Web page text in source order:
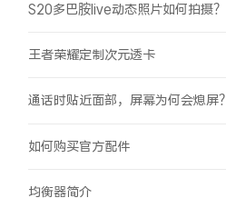
S20多巴胺live动态照片如何拍摄？
王者荣耀定制次元透卡
通话时贴近面部，屏幕为何会熄屏？
如何购买官方配件
均衡器简介